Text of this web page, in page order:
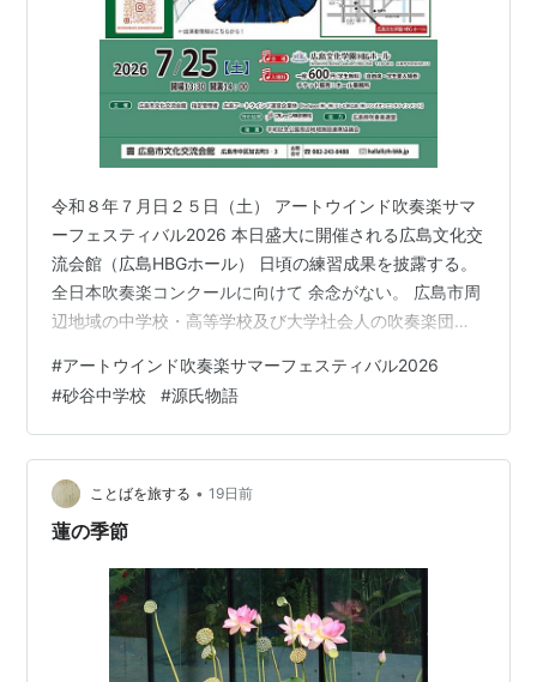
令和８年７月日２５日（土） アートウインド吹奏楽サマ
ーフェスティバル2026 本日盛大に開催される広島文化交
流会館（広島HBGホール） 日頃の練習成果を披露する。
全日本吹奏楽コンクールに向けて 余念がない。 広島市周
辺地域の中学校・高等学校及び大学社会人の吹奏楽団に
2026/07/25(SAT) 開催時間 開場13時30分 開演14時00
分 開催場所 広島文化学園ＨＢＧホール（広島市文化交流
会館） 料 金 入場料一般600円 学生無料（自由席・学生
要入場券） チケット販売：ホール事務局 住 所 〒730-
8787 広島県広島市中区加古町３−３ 出場団…
#アートウインド吹奏楽サマーフェスティバル2026
#砂谷中学校 #源氏物語
ことばを旅する • 19日前
蓮の季節